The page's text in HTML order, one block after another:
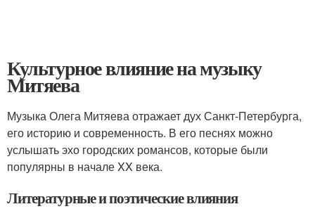
Культурное влияние на музыку
Митяева
Музыка Олега Митяева отражает дух Санкт-Петербурга,
его историю и современность. В его песнях можно
услышать эхо городских романсов, которые были
популярны в начале XX века.
Литературные и поэтические влияния